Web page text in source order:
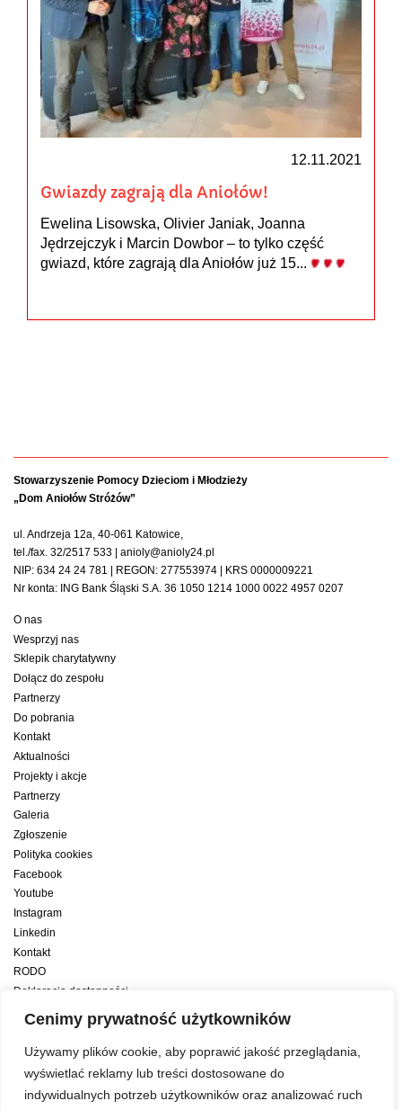
Cenimy prywatność użytkowników
Używamy plików cookie, aby poprawić jakość przeglądania,
wyświetlać reklamy lub treści dostosowane do
indywidualnych potrzeb użytkowników oraz analizować ruch
12.11.2021
Gwiazdy zagrają dla Aniołów!
Ewelina Lisowska, Olivier Janiak, Joanna
Jędrzejczyk i Marcin Dowbor – to tylko część
gwiazd, które zagrają dla Aniołów już 15...
Stowarzyszenie Pomocy Dzieciom i Młodzieży
„Dom Aniołów Stróżów”
ul. Andrzeja 12a, 40-061 Katowice,
tel./fax. 32/2517 533 | anioly@anioly24.pl
NIP: 634 24 24 781 | REGON: 277553974 | KRS 0000009221
Nr konta: ING Bank Śląski S.A. 36 1050 1214 1000 0022 4957 0207
O nas
Wesprzyj nas
Sklepik charytatywny
Dołącz do zespołu
Partnerzy
Do pobrania
Kontakt
Aktualności
Projekty i akcje
Partnerzy
Galeria
Zgłoszenie
Polityka cookies
Facebook
Youtube
Instagram
Linkedin
Kontakt
RODO
Deklaracja dostępności
Deklaracja dostępności cyfrowej
konsultanta amerykańskiego programu zarządzania przez cele Best